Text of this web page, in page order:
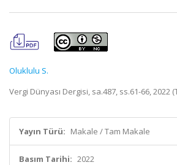
Oluklulu S.
Vergi Dünyası Dergisi, sa.487, ss.61-66, 2022
Yayın Türü: Makale / Tam Makale
Basım Tarihi: 2022